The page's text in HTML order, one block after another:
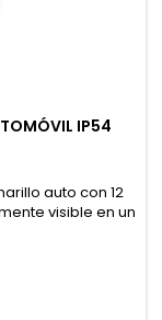
IP54
auto con 12
visible en un
de baja